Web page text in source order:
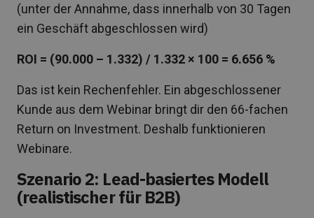
(unter der Annahme, dass innerhalb von 30 Tagen
ein Geschäft abgeschlossen wird)
ROI = (90.000 – 1.332) / 1.332 × 100 = 6.656 %
Das ist kein Rechenfehler. Ein abgeschlossener
Kunde aus dem Webinar bringt dir den 66-fachen
Return on Investment. Deshalb funktionieren
Webinare.
Szenario 2: Lead-basiertes Modell
(realistischer für B2B)